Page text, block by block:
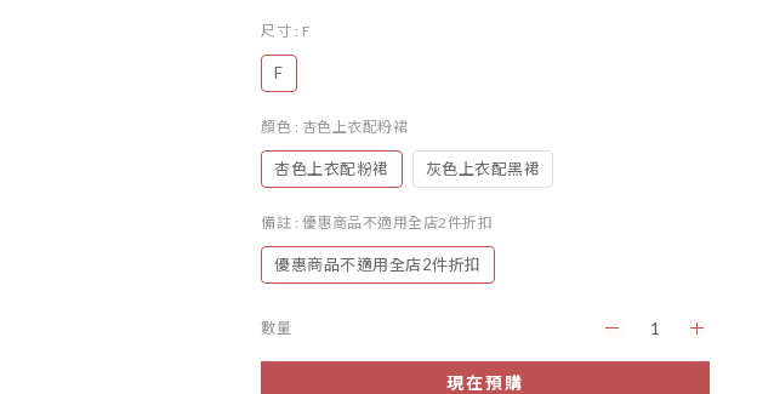
尺寸 : F
F
顏色 : 杏色上衣配粉裙
杏色上衣配粉裙 灰色上衣配黑裙
備註 : 優惠商品不適用全店2件折扣
優惠商品不適用全店2件折扣
數量
現在預購